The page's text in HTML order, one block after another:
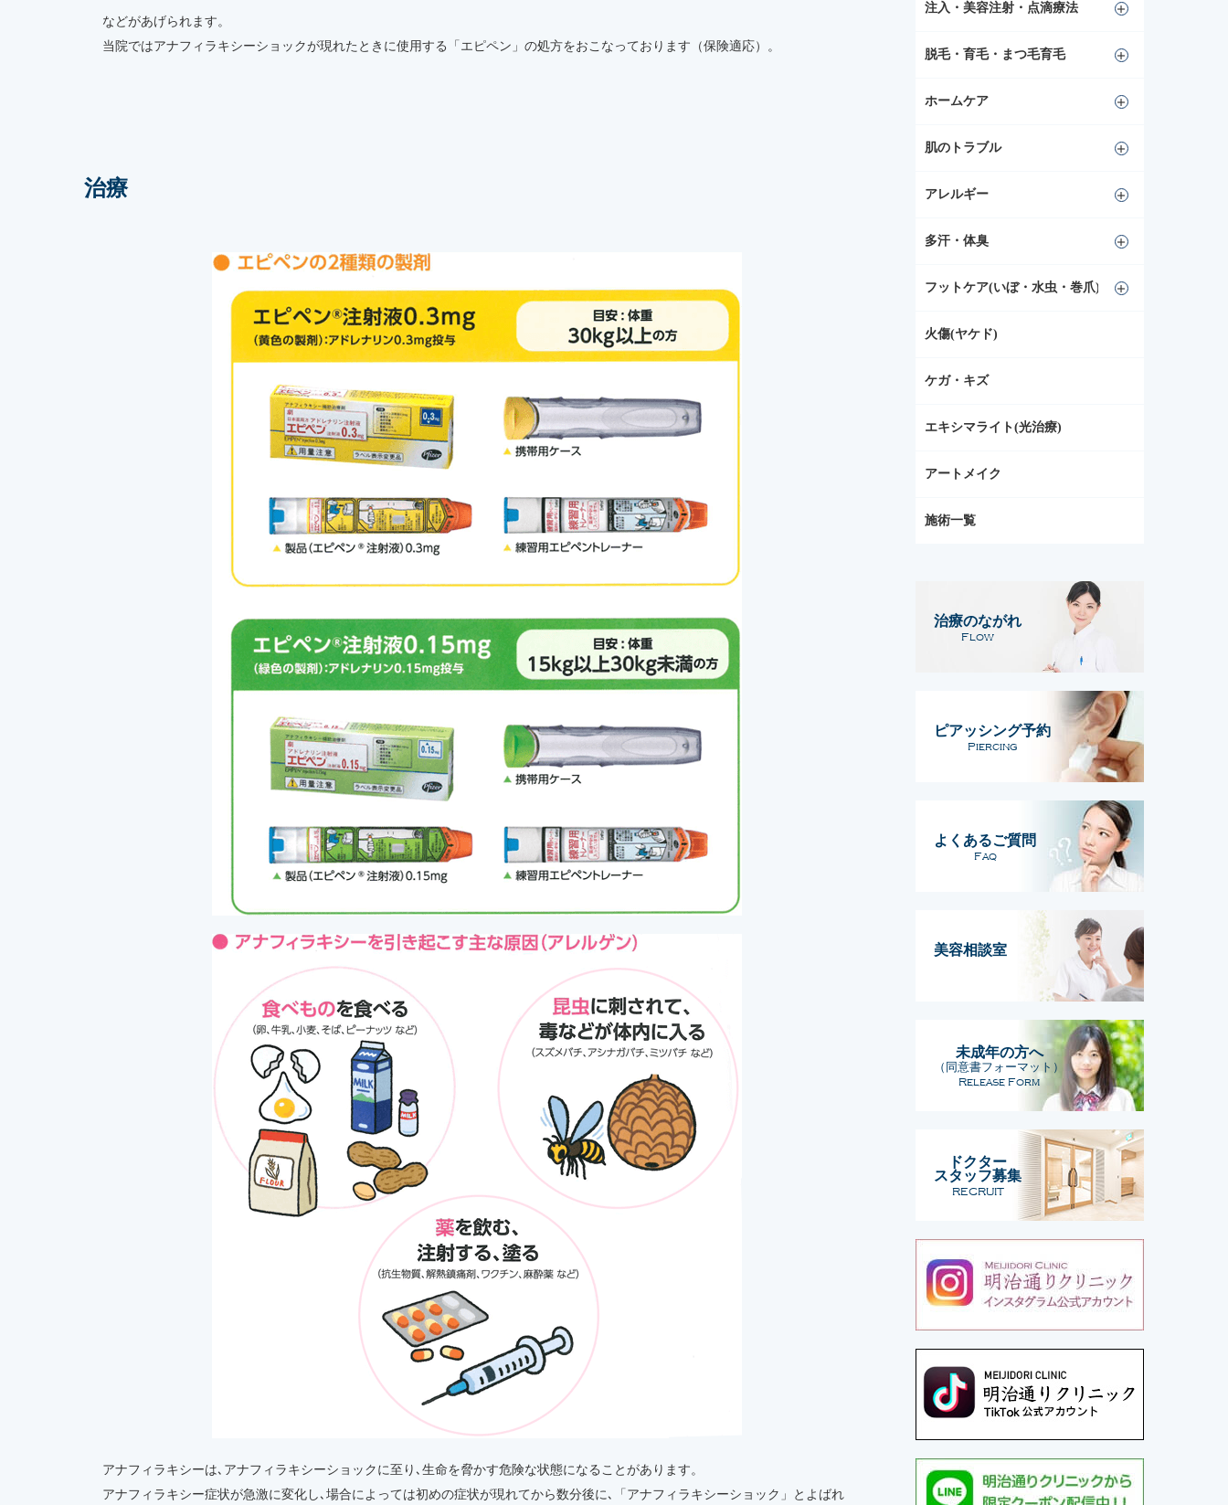
などがあげられます。
当院ではアナフィラキシーショックが現れたときに使用する「エピペン」の処方をおこなっております（保険適応）。
治療
アナフィラキシーは､アナフィラキシーショックに至り､生命を脅かす危険な状態になることがあります。
アナフィラキシー症状が急激に変化し､場合によっては初めの症状が現れてから数分後に､「アナフィラキシーショック」とよばれ
注入・美容注射・点滴療法
脱毛・育毛・まつ毛育毛
ホームケア
肌のトラブル
アレルギー
多汗・体臭
フットケア(いぼ・水虫・巻爪)
火傷(ヤケド)
ケガ・キズ
エキシマライト(光治療)
アートメイク
施術一覧
治療のながれ
Flow
ピアッシング予約
Piercing
よくあるご質問
Faq
美容相談室
未成年の方へ
（同意書フォーマット）
Release Form
ドクター
スタッフ募集
RECRUIT